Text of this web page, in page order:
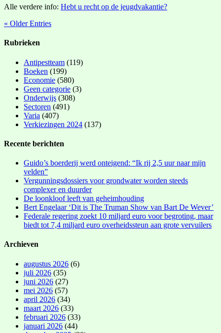
Alle verdere info: Hebt u recht op de jeugdvakantie?
« Older Entries
Rubrieken
Antipestteam (119)
Boeken (199)
Economie (580)
Geen categorie (3)
Onderwijs (308)
Sectoren (491)
Varia (407)
Verkiezingen 2024 (137)
Recente berichten
Guido’s boerderij werd onteigend: “Ik rij 2,5 uur naar mijn
velden”
Vergunningsdossiers voor grondwater worden steeds
complexer en duurder
De loonkloof leeft van geheimhouding
Bert Engelaar ‘Dit is The Truman Show van Bart De Wever’
Federale regering zoekt 10 miljard euro voor begroting, maar
biedt tot 7,4 miljard euro overheidssteun aan grote vervuilers
Archieven
augustus 2026 (6)
juli 2026 (35)
juni 2026 (27)
mei 2026 (57)
april 2026 (34)
maart 2026 (33)
februari 2026 (33)
januari 2026 (44)